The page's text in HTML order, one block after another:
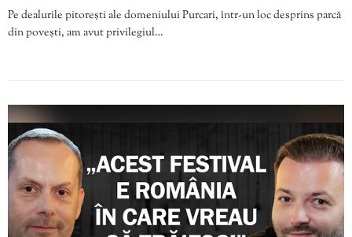
Pe dealurile pitorești ale domeniului Purcari, într-un loc desprins parcă
din povești, am avut privilegiul…